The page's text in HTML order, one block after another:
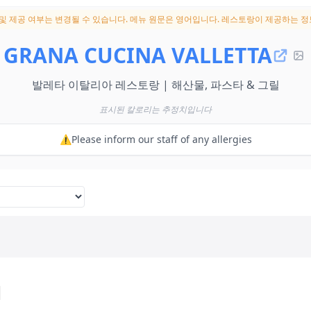
제공 여부는 변경될 수 있습니다.메뉴 원문은 영어입니다. 레스토랑이 제공하는
GRANA CUCINA VALLETTA
발레타 이탈리아 레스토랑 | 해산물, 파스타 & 그릴
표시된 칼로리는 추정치입니다
⚠️Please inform our staff of any allergies